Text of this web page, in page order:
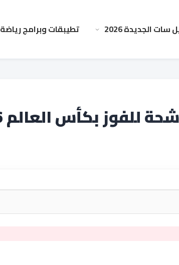
سات الجديدة 2026 تطيبقات وبرامج رياضة
للفوز بكأس العالم 2026؟